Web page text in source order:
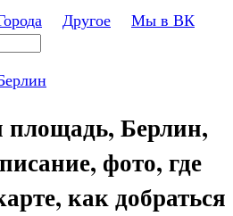
Другое Мы в ВК
площадь, Берлин,
фото, где
как добраться